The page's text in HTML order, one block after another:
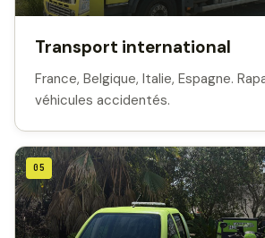
Transport international
France, Belgique, Italie, Espagne.
véhicules accidentés.
05